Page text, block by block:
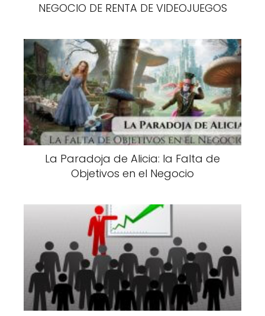
NEGOCIO DE RENTA DE VIDEOJUEGOS
La Paradoja de Alicia: la Falta de
Objetivos en el Negocio